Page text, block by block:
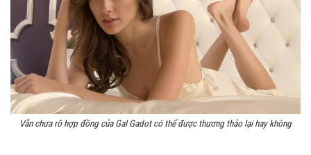
Vẫn chưa rõ hợp đồng của Gal Gadot có thể được thương thảo lại hay không